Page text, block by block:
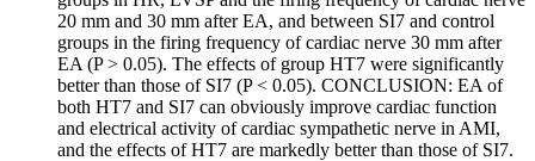
20 mm and 30 mm after EA, and between SI7 and control
groups in the firing frequency of cardiac nerve 30 mm after
EA (P > 0.05). The effects of group HT7 were significantly
better than those of SI7 (P < 0.05). CONCLUSION: EA of
both HT7 and SI7 can obviously improve cardiac function
and electrical activity of cardiac sympathetic nerve in AMI,
and the effects of HT7 are markedly better than those of SI7.